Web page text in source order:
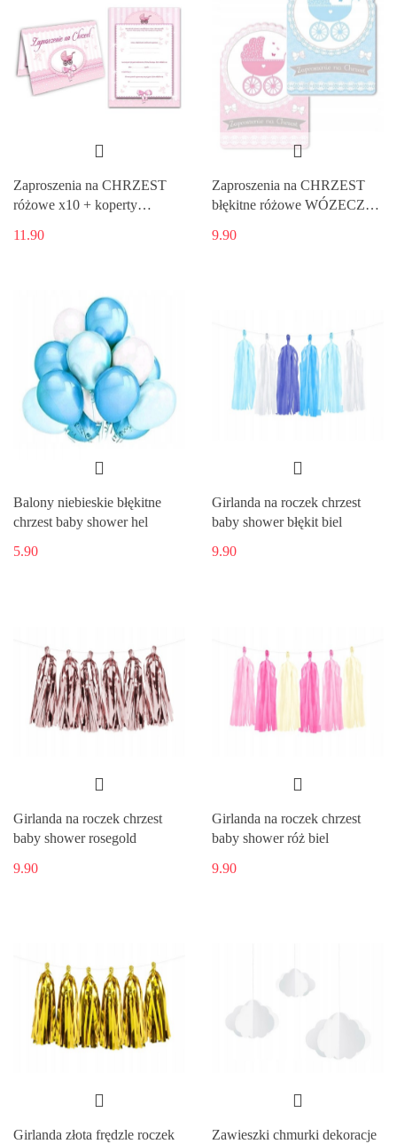
Zaproszenia na CHRZEST
różowe x10 + koperty
11.90
Zaproszenia na CHRZEST
błękitne różowe WÓZECZKI
9.90
Balony niebieskie błękitne
chrzest baby shower hel
5.90
Girlanda na roczek chrzest
baby shower błękit biel
9.90
Girlanda na roczek chrzest
baby shower rosegold
9.90
Girlanda na roczek chrzest
baby shower róż biel
9.90
Girlanda złota frędzle roczek
Zawieszki chmurki dekoracje